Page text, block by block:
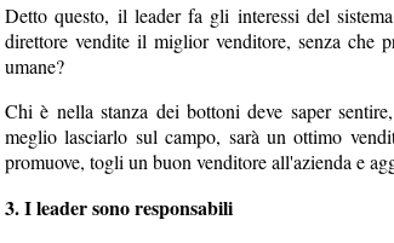
Detto questo, il leader fa gli interessi del
direttore vendite il miglior venditore, senza che
umane?
Chi è nella stanza dei bottoni deve saper
meglio lasciarlo sul campo, sarà un ottimo
promuove, togli un buon venditore all'azienda e
3. I leader sono responsabili